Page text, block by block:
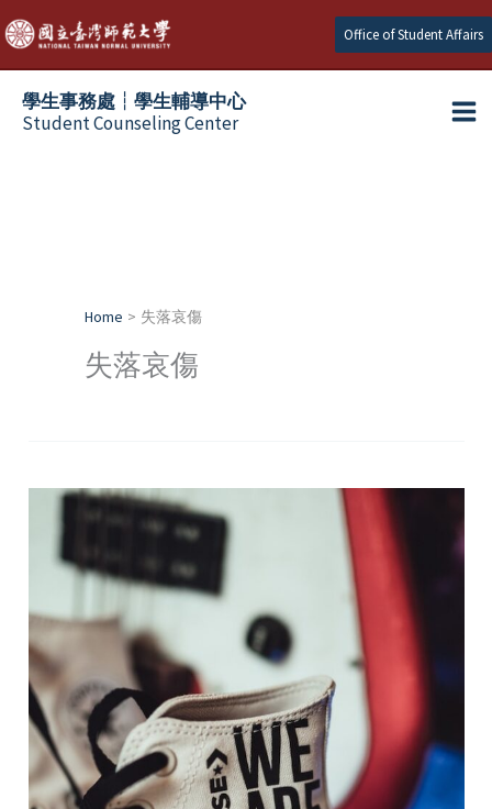
Skip
to
content
Office of Student Affairs
學生事務處┆學生輔導中心
Student Counseling Center
Home 失落哀傷
失落哀傷